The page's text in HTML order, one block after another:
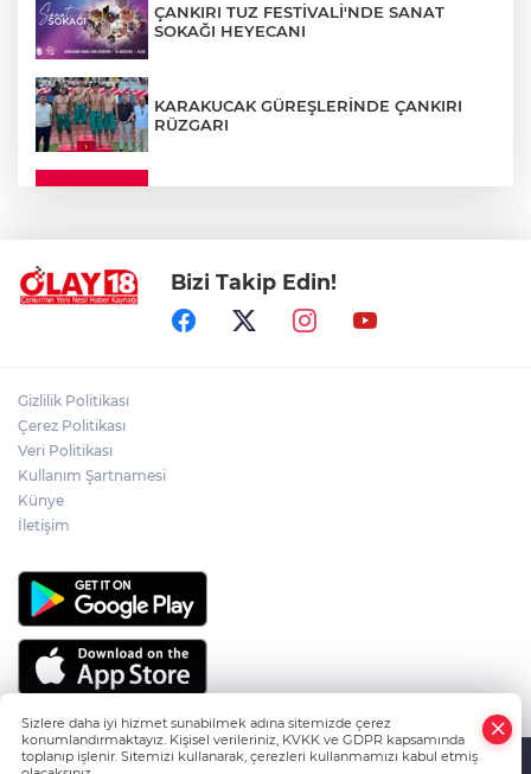
ÇANKIRI TUZ FESTİVALİ'NDE SANAT
SOKAĞI HEYECANI
KARAKUCAK GÜREŞLERİNDE ÇANKIRI
RÜZGARI
ADEM YAYLACI ELDİVAN'DA DUALARLA
TOPRAĞA VERİLDİ
ABD-İRAN HATTINDA YENİ KRİZ
Bizi Takip Edin!
Gizlilik Politikası
Çerez Politikası
Veri Politikası
Kullanım Şartnamesi
Künye
İletişim
Sizlere daha iyi hizmet sunabilmek adına sitemizde çerez
konumlandırmaktayız. Kişisel verileriniz, KVKK ve GDPR kapsamında
toplanıp işlenir. Sitemizi kullanarak, çerezleri kullanmamızı kabul etmiş